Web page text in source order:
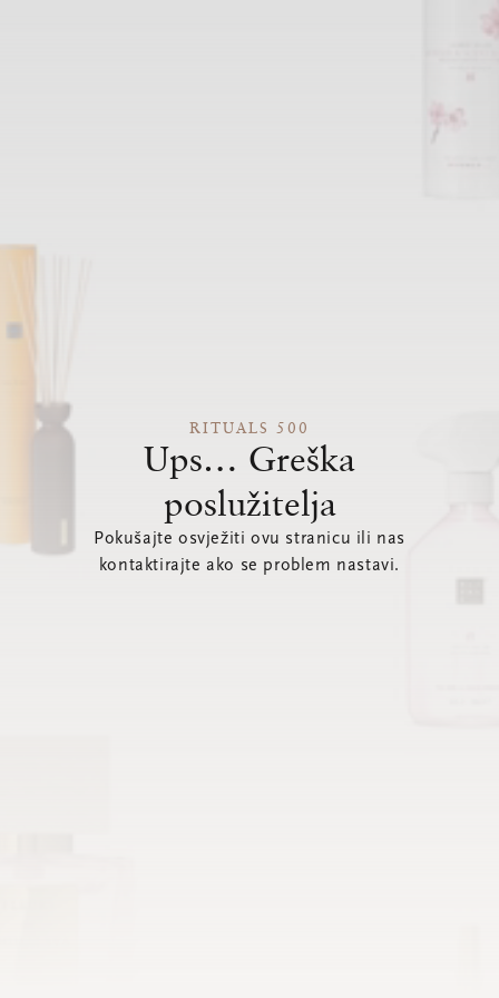
RITUALS 500
Ups… Greška
poslužitelja
Pokušajte osvježiti ovu stranicu ili nas
kontaktirajte ako se problem nastavi.